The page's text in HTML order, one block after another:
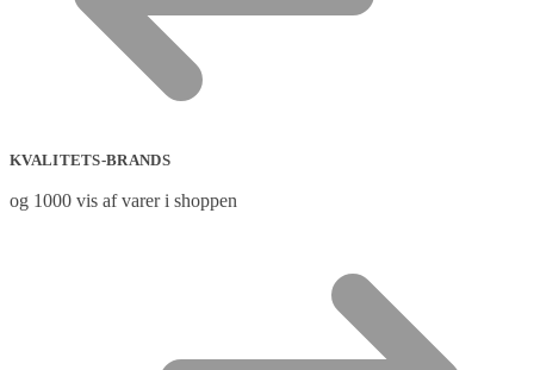
KVALITETS-BRANDS
og 1000 vis af varer i shoppen